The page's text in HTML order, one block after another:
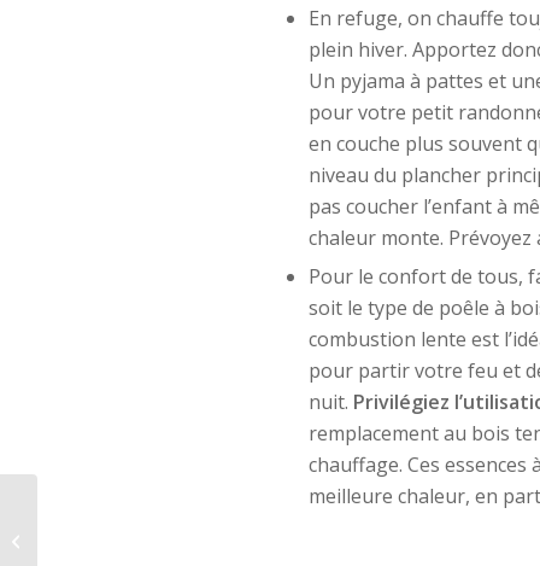
En refuge, on chauffe
plein hiver. Apportez
Un pyjama à pattes et
pour votre petit
en couche plus souvent
niveau du plancher
pas coucher l’enfant à
chaleur monte.
Pour le confort de tous,
soit le type de poêle à
combustion lente est
pour partir votre feu et
nuit. Privilégiez
remplacement au bois
chauffage. Ces
meilleure chaleur, en